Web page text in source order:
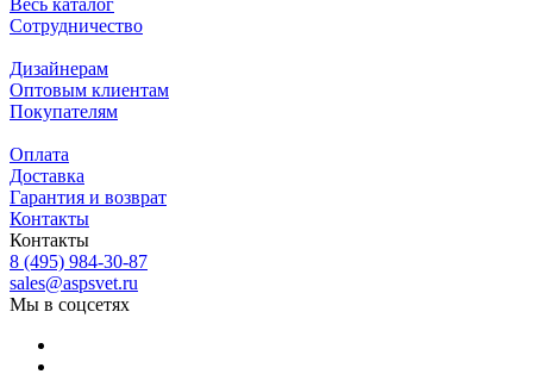
Сотрудничество
Дизайнерам
Оптовым клиентам
Покупателям
Оплата
Доставка
Гарантия и возврат
Контакты
Контакты
8 (495) 984-30-87
sales@aspsvet.ru
Мы в соцсетях